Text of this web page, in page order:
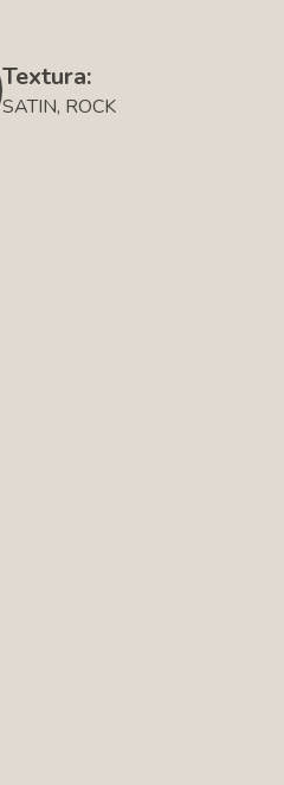
Textura:
SATIN, ROCK